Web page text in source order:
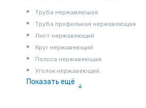
Труба нержавеюшая
Труба профильная нержавеющая
Лист нержавеющий
Круг нержавеющий
Полоса нержавеющая
Уголок нержавеющий
Показать ещё